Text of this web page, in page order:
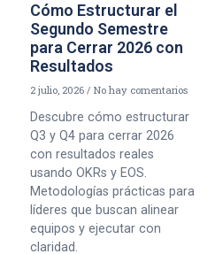
Cómo Estructurar el
Segundo Semestre
para Cerrar 2026 con
Resultados
2 julio, 2026 No hay comentarios
Descubre cómo estructurar
Q3 y Q4 para cerrar 2026
con resultados reales
usando OKRs y EOS.
Metodologías prácticas para
líderes que buscan alinear
equipos y ejecutar con
claridad.